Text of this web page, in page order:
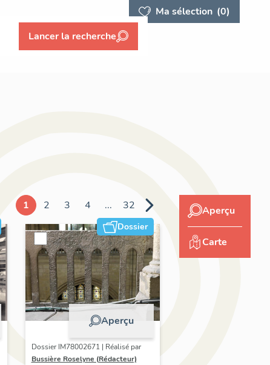
Ma sélection (0)
Lancer la recherche
1 2 3 4 ... 32
Dossier
Aperçu
Dossier IM78002671 | Réalisé par
Bussière Roselyne (Rédacteur)
Aperçu
Carte